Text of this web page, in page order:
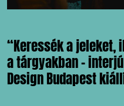
“Keressék a jeleket,
a tárgyakban –
Design Budapest